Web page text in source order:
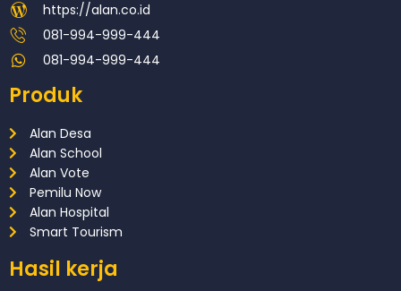
https://alan.co.id
081-994-999-444
081-994-999-444
Produk
Alan Desa
Alan School
Alan Vote
Pemilu Now
Alan Hospital
Smart Tourism
Hasil kerja